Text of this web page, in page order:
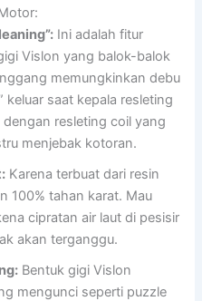
Ini adalah fitur
Vislon yang balok-balok
memungkinkan debu
keluar saat kepala resleting
resleting coil yang
menjebak kotoran.
Karena terbuat dari resin
100% tahan karat. Mau
cipratan air laut di pesisir
akan terganggu.
Bentuk gigi Vislon
mengunci seperti puzzle